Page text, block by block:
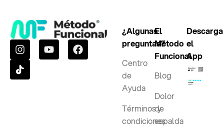
¿Algunas
preguntas?
Centro
de
Ayuda
Términos y
condiciones
El
Método
Funcional
Blog
Dolor
de
espalda
Descarga
el
App